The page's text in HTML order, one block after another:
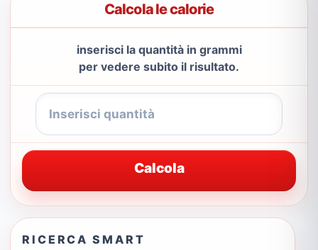
Calcola le calorie
inserisci la quantità in grammi
per vedere subito il risultato.
Calcola
RICERCA SMART